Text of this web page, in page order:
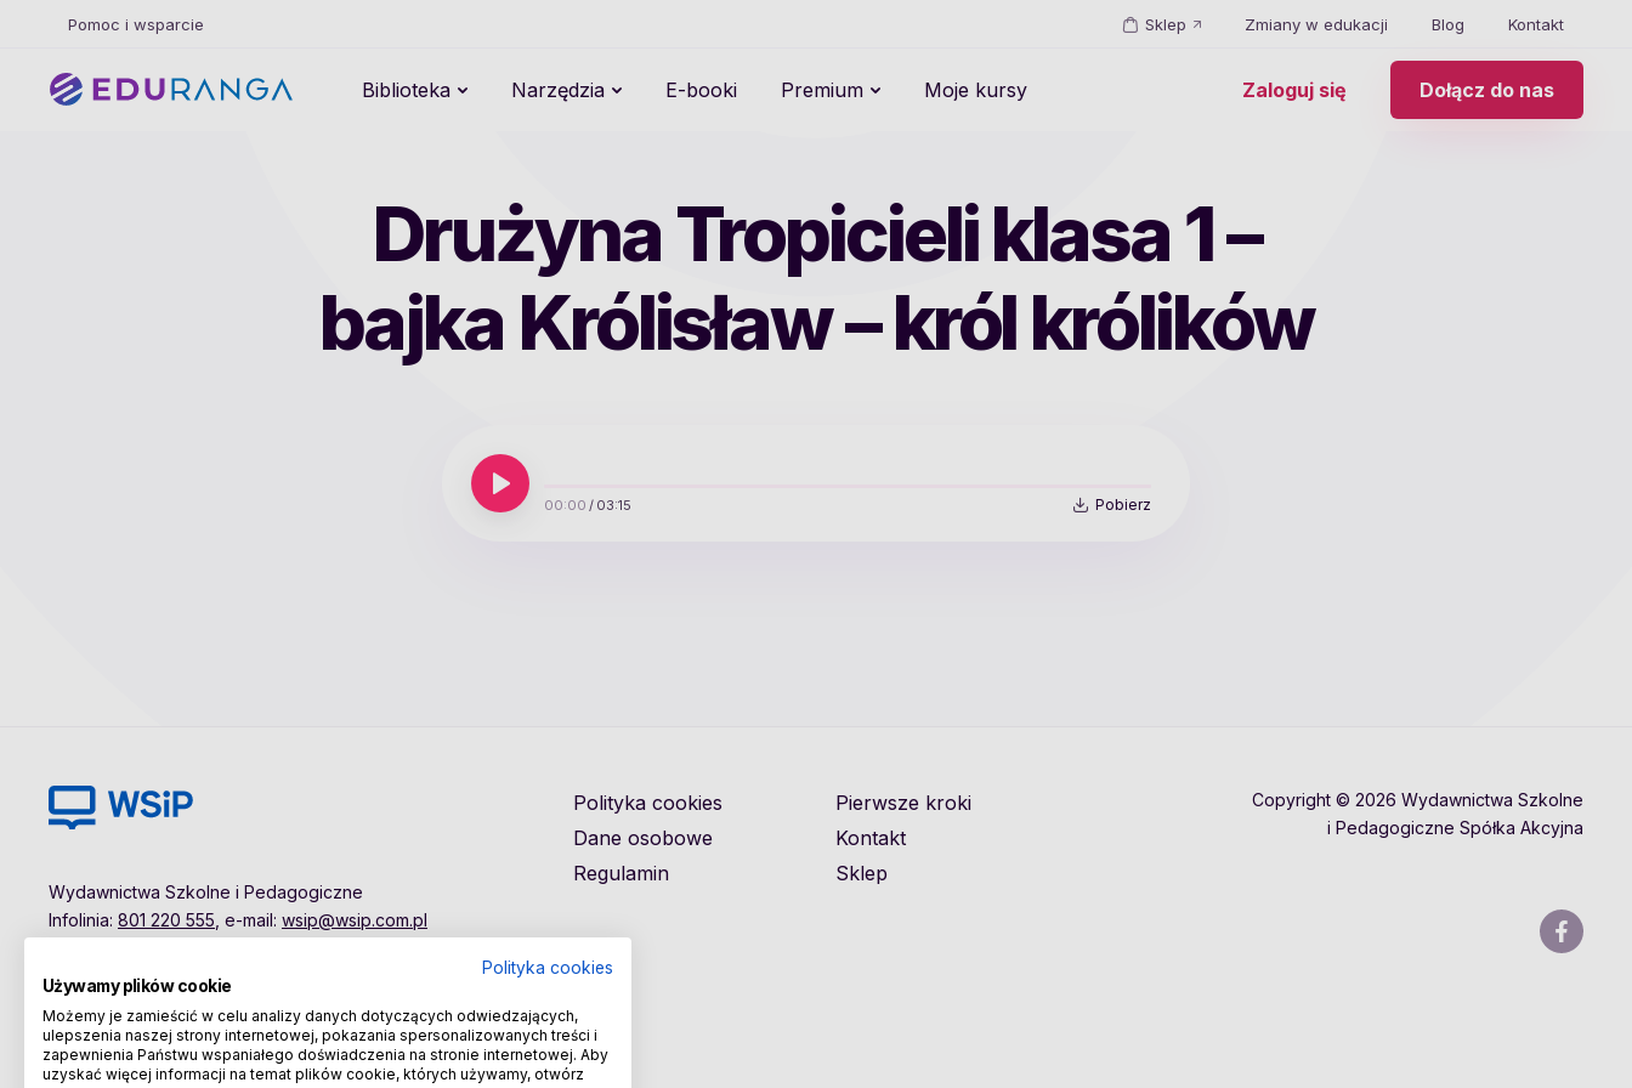
Pomoc i wsparcie Sklep Zmiany w edukacji Blog Kontakt
Biblioteka Narzędzia E-booki Premium Moje kursy Zaloguj się Dołącz do nas
Drużyna Tropicieli klasa 1 –
bajka Królisław – król królików
00:00 / 03:15 Pobierz
Wydawnictwa Szkolne i Pedagogiczne
Infolinia: 801 220 555 , e-mail: wsip@wsip.com.pl
Polityka cookies
Dane osobowe
Regulamin
Pierwsze kroki
Kontakt
Sklep
Copyright © 2026 Wydawnictwa Szkolne
i Pedagogiczne Spółka Akcyjna
Polityka cookies
Używamy plików cookie
Możemy je zamieścić w celu analizy danych dotyczących odwiedzających,
ulepszenia naszej strony internetowej, pokazania spersonalizowanych treści i
zapewnienia Państwu wspaniałego doświadczenia na stronie internetowej. Aby
uzyskać więcej informacji na temat plików cookie, których używamy, otwórz